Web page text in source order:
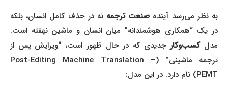
به نظر می‌رسد آینده صنعت ترجمه نه در حذف کامل انسان، بلکه
در یک “همکاری هوشمندانه” میان انسان و ماشین نهفته است.
مدلکسب‌وکارجدیدی که در حال ظهور است، “ویرایش پس از
ترجمه ماشینی” (Post-Editing Machine Translation –
PEMT) نام دارد. در این مدل: